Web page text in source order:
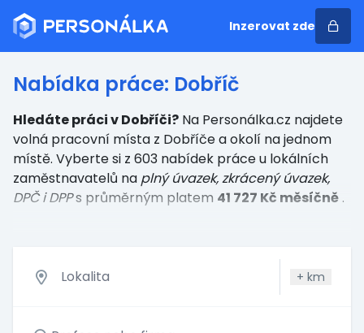
Inzerovat zde
Nabídka práce: Dobříč
Hledáte práci v Dobříči? Na Personálka.cz najdete
volná pracovní místa z Dobříče a okolí na jednom
místě. Vyberte si z 603 nabídek práce u lokálních
zaměstnavatelů na plný úvazek, zkrácený úvazek,
DPČ i DPPs průměrným platem 41 727 Kč měsíčně .
+ km